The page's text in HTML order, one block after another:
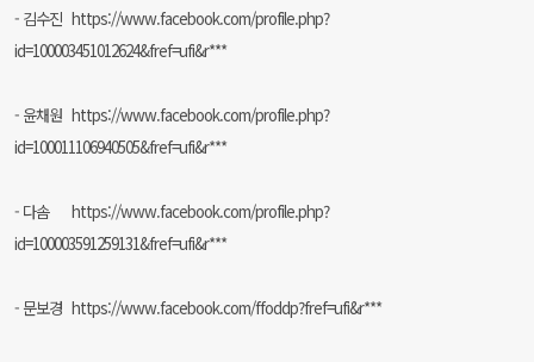
- 김수진 https://www.facebook.com/profile.php?
id=100003451012624&fref=ufi&r***
- 윤채원 https://www.facebook.com/profile.php?
id=100011106940505&fref=ufi&r***
- 다솜
https://www.facebook.com/profile.php?
id=100003591259131&fref=ufi&r***
- 문보경 https://www.facebook.com/ffoddp?fref=ufi&r***